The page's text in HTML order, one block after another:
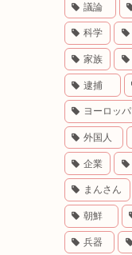
議論
科学
家族
逮捕
ヨーロッパ
外国人
企業
まんさん
朝鮮
兵器